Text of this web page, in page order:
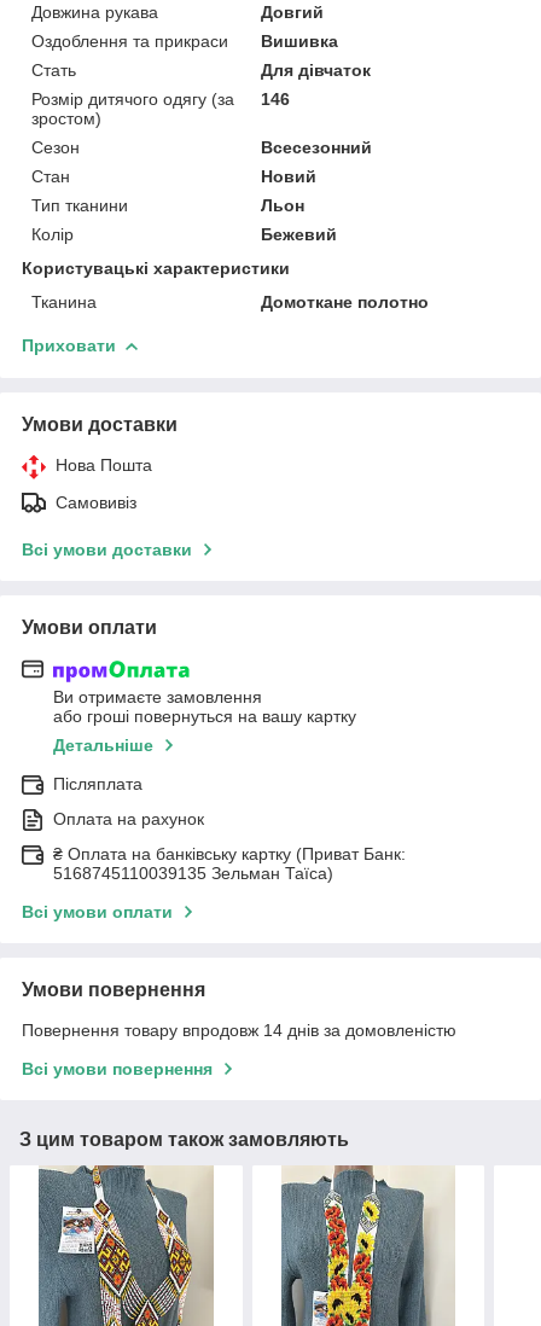
Довжина рукава
Довгий
Оздоблення та прикраси
Вишивка
Стать
Для дівчаток
Розмір дитячого одягу (за
зростом)
146
Сезон
Всесезонний
Стан
Новий
Тип тканини
Льон
Колір
Бежевий
Користувацькі характеристики
Тканина
Домоткане полотно
Приховати
Умови доставки
Нова Пошта
Самовивіз
Всі умови доставки
Умови оплати
Ви отримаєте замовлення
або гроші повернуться на вашу картку
Детальніше
Післяплата
Оплата на рахунок
₴ Оплата на банківську картку (Приват Банк:
5168745110039135 Зельман Таїса)
Всі умови оплати
Умови повернення
Повернення товару впродовж 14 днів за домовленістю
Всі умови повернення
З цим товаром також замовляють